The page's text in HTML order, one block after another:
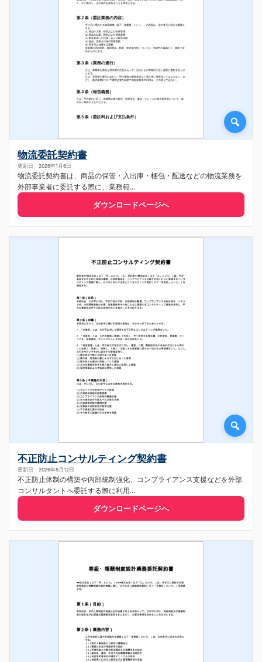
物流委託契約書
更新日：2026年1月6日
物流委託契約書は、商品の保管・入出庫・梱包・配送などの物流業務を
外部事業者に委託する際に、業務範...
ダウンロードページへ
不正防止コンサルティング契約書
更新日：2026年5月12日
不正防止体制の構築や内部統制強化、コンプライアンス支援などを外部
コンサルタントへ委託する際に利用...
ダウンロードページへ